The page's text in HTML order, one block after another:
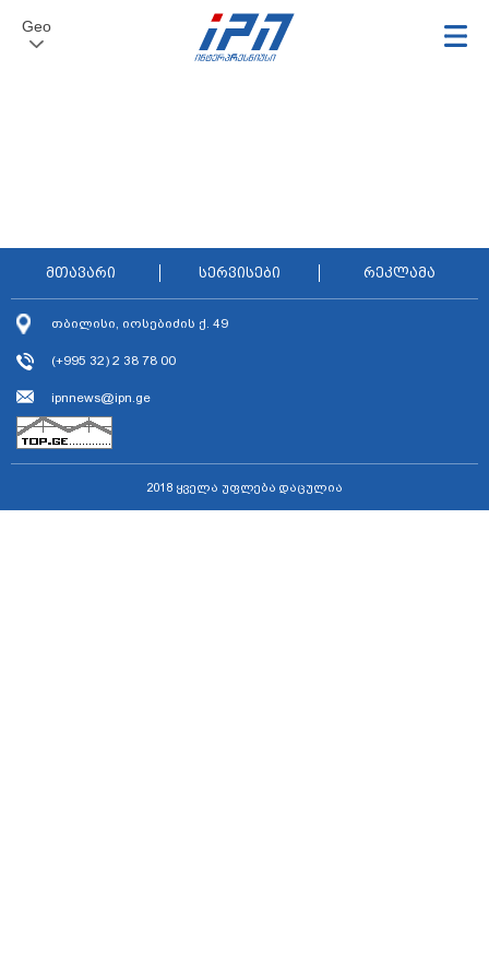
Geo
მთავარი სერვისები რეკლამა
თბილისი, იოსებიძის ქ. 49
(+995 32) 2 38 78 00
ipnnews@ipn.ge
2018 ყველა უფლება დაცულია